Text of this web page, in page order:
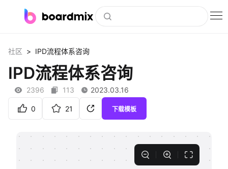
社区资源
下载
社区 > IPD流程体系咨询
IPD流程体系咨询
2396 113 2023.03.16
0 21 下载模板